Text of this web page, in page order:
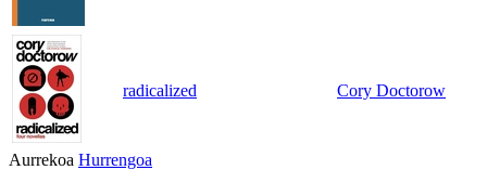
radicalized Cory Doctorow
Aurrekoa Hurrengoa